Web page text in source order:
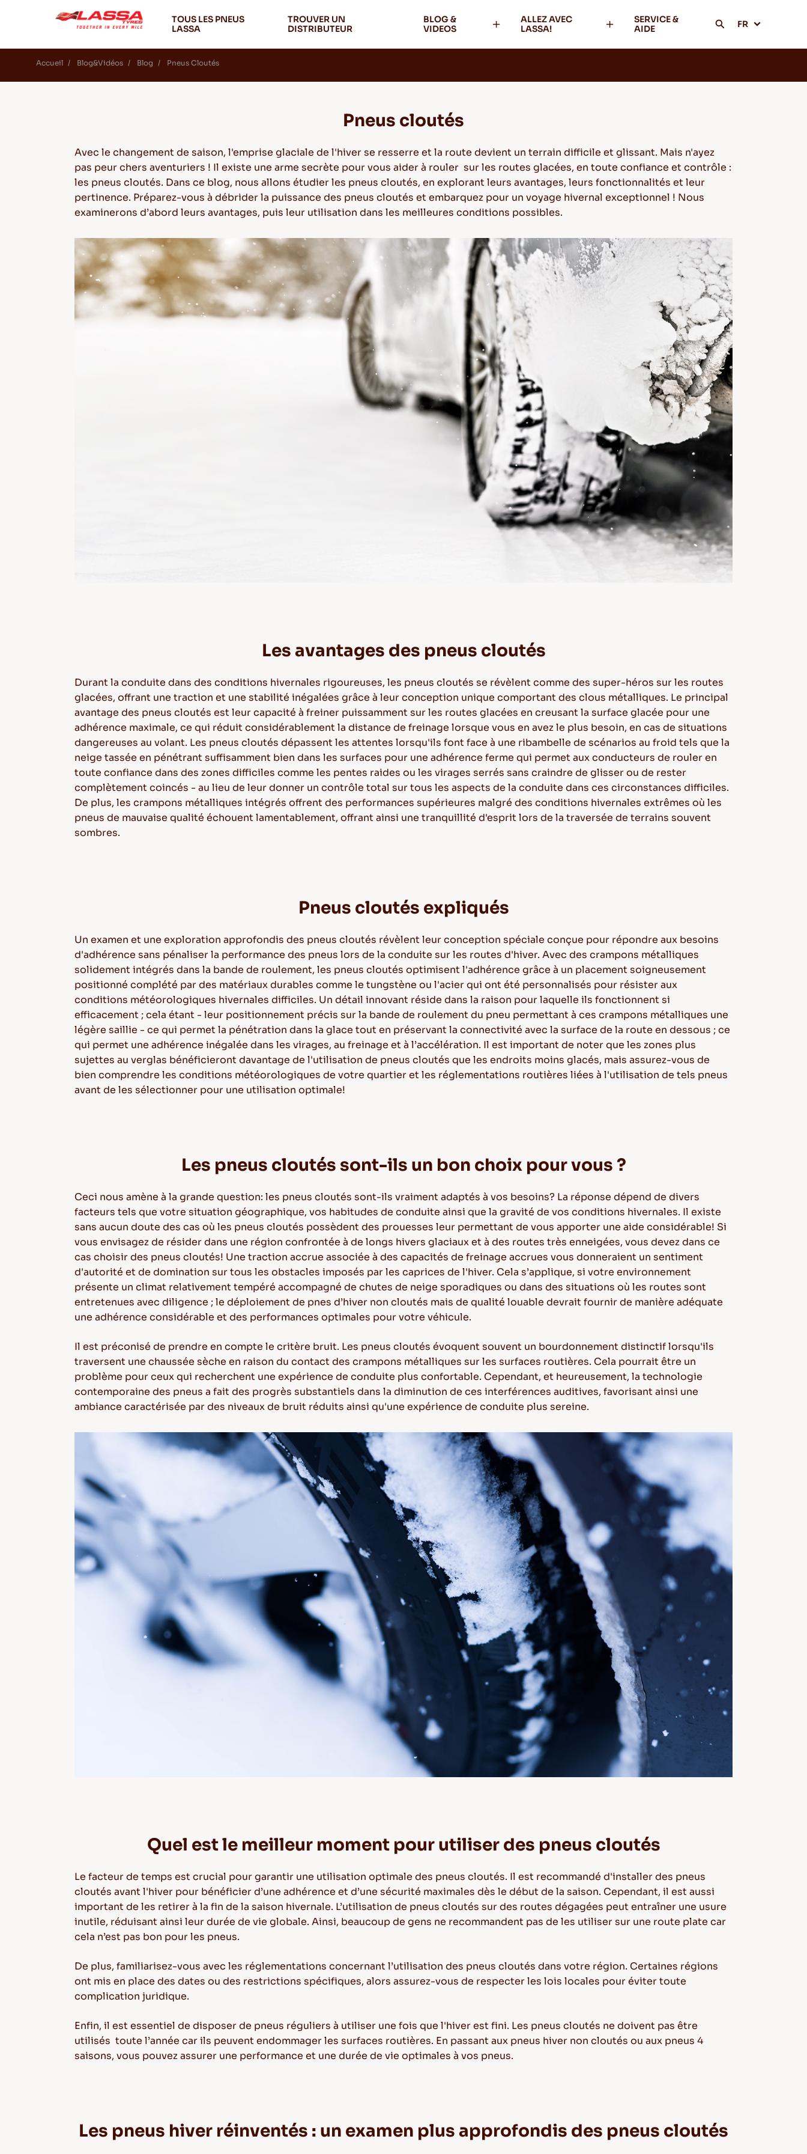
TOUS LES PNEUS
LASSA
TROUVER UN
DISTRIBUTEUR
BLOG &
VIDEOS
ALLEZ AVEC
LASSA!
SERVICE &
AIDE
FR
Accueil Blog&Vidéos Blog Pneus Cloutés
Pneus cloutés
Avec le changement de saison, l'emprise glaciale de l'hiver se resserre et la route devient un terrain difficile et glissant. Mais n'ayez
pas peur chers aventuriers ! Il existe une arme secrète pour vous aider à rouler sur les routes glacées, en toute confiance et contrôle :
les pneus cloutés. Dans ce blog, nous allons étudier les pneus cloutés, en explorant leurs avantages, leurs fonctionnalités et leur
pertinence. Préparez-vous à débrider la puissance des pneus cloutés et embarquez pour un voyage hivernal exceptionnel ! Nous
examinerons d’abord leurs avantages, puis leur utilisation dans les meilleures conditions possibles.
Les avantages des pneus cloutés
Durant la conduite dans des conditions hivernales rigoureuses, les pneus cloutés se révèlent comme des super-héros sur les routes
glacées, offrant une traction et une stabilité inégalées grâce à leur conception unique comportant des clous métalliques. Le principal
avantage des pneus cloutés est leur capacité à freiner puissamment sur les routes glacées en creusant la surface glacée pour une
adhérence maximale, ce qui réduit considérablement la distance de freinage lorsque vous en avez le plus besoin, en cas de situations
dangereuses au volant. Les pneus cloutés dépassent les attentes lorsqu'ils font face à une ribambelle de scénarios au froid tels que la
neige tassée en pénétrant suffisamment bien dans les surfaces pour une adhérence ferme qui permet aux conducteurs de rouler en
toute confiance dans des zones difficiles comme les pentes raides ou les virages serrés sans craindre de glisser ou de rester
complètement coincés - au lieu de leur donner un contrôle total sur tous les aspects de la conduite dans ces circonstances difficiles.
De plus, les crampons métalliques intégrés offrent des performances supérieures malgré des conditions hivernales extrêmes où les
pneus de mauvaise qualité échouent lamentablement, offrant ainsi une tranquillité d'esprit lors de la traversée de terrains souvent
sombres.
Pneus cloutés expliqués
Un examen et une exploration approfondis des pneus cloutés révèlent leur conception spéciale conçue pour répondre aux besoins
d'adhérence sans pénaliser la performance des pneus lors de la conduite sur les routes d'hiver. Avec des crampons métalliques
solidement intégrés dans la bande de roulement, les pneus cloutés optimisent l'adhérence grâce à un placement soigneusement
positionné complété par des matériaux durables comme le tungstène ou l'acier qui ont été personnalisés pour résister aux
conditions météorologiques hivernales difficiles. Un détail innovant réside dans la raison pour laquelle ils fonctionnent si
efficacement ; cela étant - leur positionnement précis sur la bande de roulement du pneu permettant à ces crampons métalliques une
légère saillie - ce qui permet la pénétration dans la glace tout en préservant la connectivité avec la surface de la route en dessous ; ce
qui permet une adhérence inégalée dans les virages, au freinage et à l’accélération. Il est important de noter que les zones plus
sujettes au verglas bénéficieront davantage de l'utilisation de pneus cloutés que les endroits moins glacés, mais assurez-vous de
bien comprendre les conditions météorologiques de votre quartier et les réglementations routières liées à l'utilisation de tels pneus
avant de les sélectionner pour une utilisation optimale!
Les pneus cloutés sont-ils un bon choix pour vous ?
Ceci nous amène à la grande question: les pneus cloutés sont-ils vraiment adaptés à vos besoins? La réponse dépend de divers
facteurs tels que votre situation géographique, vos habitudes de conduite ainsi que la gravité de vos conditions hivernales. Il existe
sans aucun doute des cas où les pneus cloutés possèdent des prouesses leur permettant de vous apporter une aide considérable! Si
vous envisagez de résider dans une région confrontée à de longs hivers glaciaux et à des routes très enneigées, vous devez dans ce
cas choisir des pneus cloutés! Une traction accrue associée à des capacités de freinage accrues vous donneraient un sentiment
d'autorité et de domination sur tous les obstacles imposés par les caprices de l'hiver. Cela s’applique, si votre environnement
présente un climat relativement tempéré accompagné de chutes de neige sporadiques ou dans des situations où les routes sont
entretenues avec diligence ; le déploiement de pnes d’hiver non cloutés mais de qualité louable devrait fournir de manière adéquate
une adhérence considérable et des performances optimales pour votre véhicule.
Il est préconisé de prendre en compte le critère bruit. Les pneus cloutés évoquent souvent un bourdonnement distinctif lorsqu'ils
traversent une chaussée sèche en raison du contact des crampons métalliques sur les surfaces routières. Cela pourrait être un
problème pour ceux qui recherchent une expérience de conduite plus confortable. Cependant, et heureusement, la technologie
contemporaine des pneus a fait des progrès substantiels dans la diminution de ces interférences auditives, favorisant ainsi une
ambiance caractérisée par des niveaux de bruit réduits ainsi qu'une expérience de conduite plus sereine.
Quel est le meilleur moment pour utiliser des pneus cloutés
Le facteur de temps est crucial pour garantir une utilisation optimale des pneus cloutés. Il est recommandé d'installer des pneus
cloutés avant l'hiver pour bénéficier d’une adhérence et d’une sécurité maximales dès le début de la saison. Cependant, il est aussi
important de les retirer à la fin de la saison hivernale. L’utilisation de pneus cloutés sur des routes dégagées peut entraîner une usure
inutile, réduisant ainsi leur durée de vie globale. Ainsi, beaucoup de gens ne recommandent pas de les utiliser sur une route plate car
cela n’est pas bon pour les pneus.
De plus, familiarisez-vous avec les réglementations concernant l’utilisation des pneus cloutés dans votre région. Certaines régions
ont mis en place des dates ou des restrictions spécifiques, alors assurez-vous de respecter les lois locales pour éviter toute
complication juridique.
Enfin, il est essentiel de disposer de pneus réguliers à utiliser une fois que l'hiver est fini. Les pneus cloutés ne doivent pas être
utilisés toute l’année car ils peuvent endommager les surfaces routières. En passant aux pneus hiver non cloutés ou aux pneus 4
saisons, vous pouvez assurer une performance et une durée de vie optimales à vos pneus.
Les pneus hiver réinventés : un examen plus approfondis des pneus cloutés